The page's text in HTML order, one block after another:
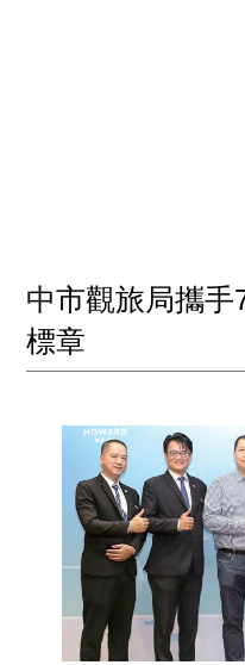
中市觀旅局攜
標章